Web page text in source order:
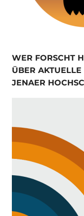
WER FORSCHT
ÜBER AKTUELLE
JENAER